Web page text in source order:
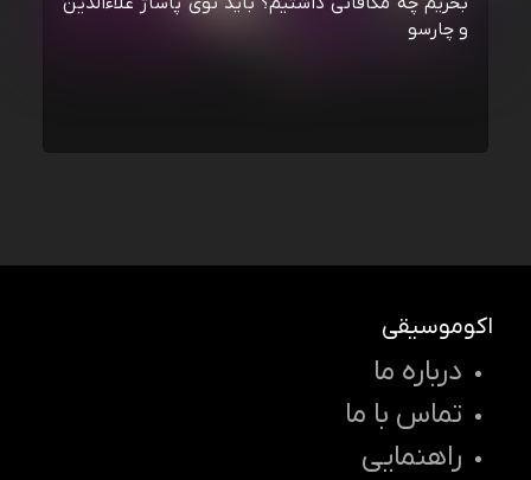
و چارسو
اکوموسیقی
درباره ما
تماس با ما
راهنمایی